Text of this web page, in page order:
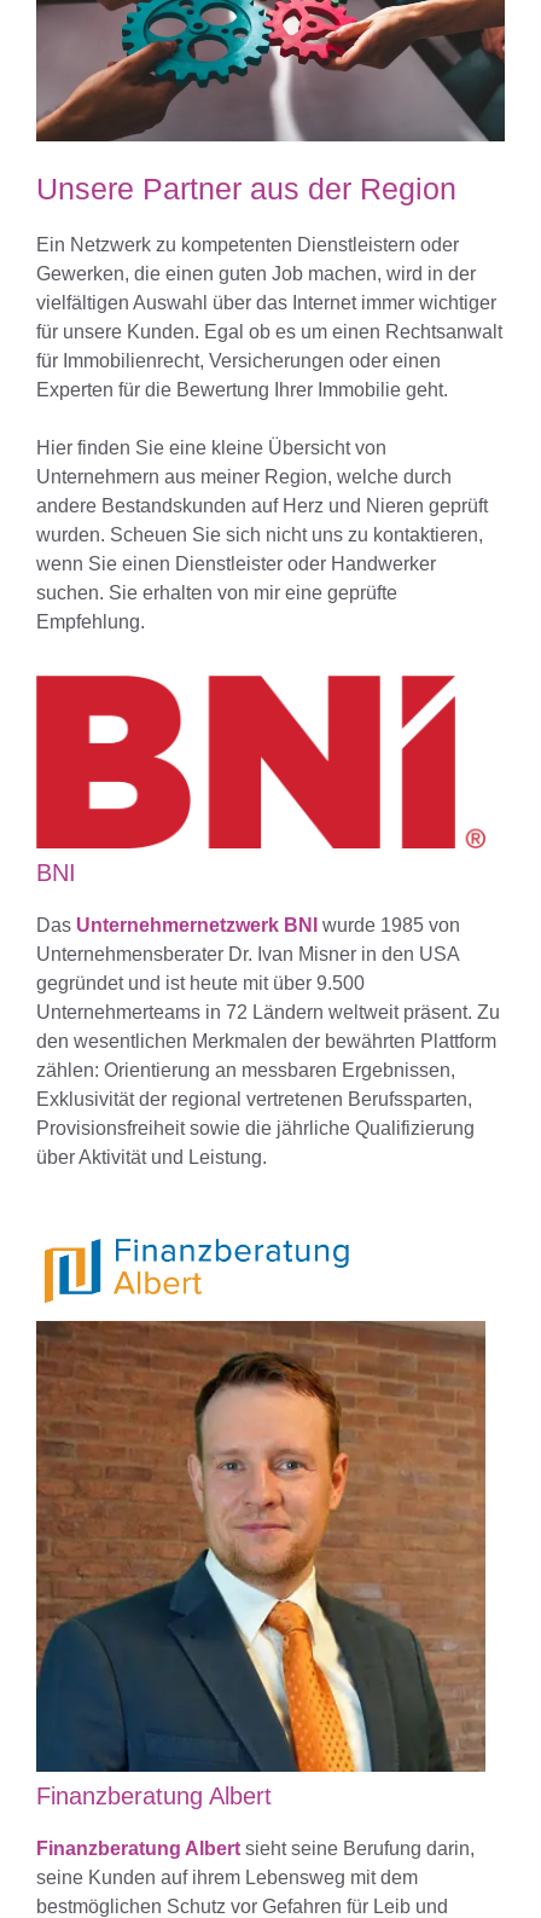
Unsere Partner aus der Region
Ein Netzwerk zu kompetenten Dienstleistern oder
Gewerken, die einen guten Job machen, wird in der
vielfältigen Auswahl über das Internet immer wichtiger
für unsere Kunden. Egal ob es um einen Rechtsanwalt
für Immobilienrecht, Versicherungen oder einen
Experten für die Bewertung Ihrer Immobilie geht.
Hier finden Sie eine kleine Übersicht von
Unternehmern aus meiner Region, welche durch
andere Bestandskunden auf Herz und Nieren geprüft
wurden. Scheuen Sie sich nicht uns zu kontaktieren,
wenn Sie einen Dienstleister oder Handwerker
suchen. Sie erhalten von mir eine geprüfte
Empfehlung.
BNI
Das Unternehmernetzwerk BNI
wurde 1985 von
Unternehmensberater Dr. Ivan Misner in den USA
gegründet und ist heute mit über 9.500
Unternehmerteams in 72 Ländern weltweit präsent. Zu
den wesentlichen Merkmalen der bewährten Plattform
zählen: Orientierung an messbaren Ergebnissen,
Exklusivität der regional vertretenen Berufssparten,
Provisionsfreiheit sowie die jährliche Qualifizierung
über Aktivität und Leistung.
Finanzberatung Albert
Finanzberatung Albert sieht seine Berufung darin,
seine Kunden auf ihrem Lebensweg mit dem
bestmöglichen Schutz vor Gefahren für Leib und